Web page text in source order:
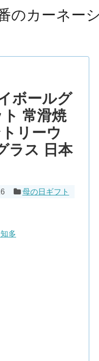
のカーネーシ
ボールグ
常滑焼
リーウ
ラス 日本
母の日ギフト
多